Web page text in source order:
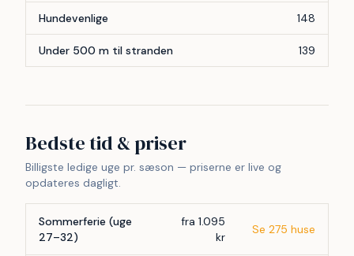
Hundevenlige 148
Under 500 m til stranden 139
Bedste tid & priser
Billigste ledige uge pr. sæson — priserne er live og
opdateres dagligt.
Sommerferie (uge
27–32)
fra 1.095
kr
Se 275 huse